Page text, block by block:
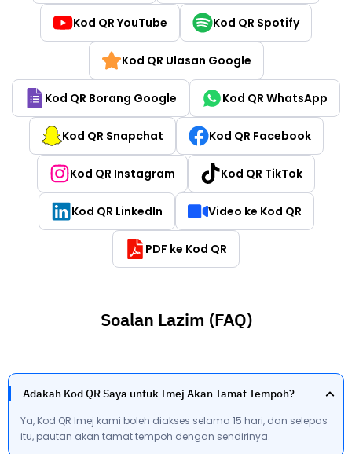
Kod QR YouTube Kod QR Spotify
Kod QR Ulasan Google
Kod QR Borang Google Kod QR WhatsApp
Kod QR Snapchat Kod QR Facebook
Kod QR Instagram Kod QR TikTok
Kod QR LinkedIn Video ke Kod QR
PDF ke Kod QR
Soalan Lazim (FAQ)
Adakah Kod QR Saya untuk Imej Akan Tamat Tempoh?
Ya, Kod QR Imej kami boleh diakses selama 15 hari, dan selepas
itu, pautan akan tamat tempoh dengan sendirinya.